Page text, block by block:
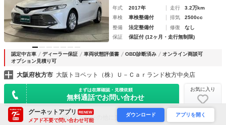
年式 2017年 走行
3.2万km
車検
車検整備付 排気
2500cc
整備
法定整備付 修復
なし
保証
保証付 (12ヶ月・走行無制限)
認定中古車 ディーラー保証 車両状態評価書 OBD診断済み
オンライン商談可
オプション見積り可
大阪府枚方市 大阪トヨペット（株）Ｕ－Ｃａｒランド枚方中央店
まずは在庫確認・見積依頼
無料通話でお問い合わせ
お気に入り
今あなたの他に 10人が見ています
グーネットアプリ RENEW
メアド不要で問い合わせ可能
ダウンロード アプリを開く